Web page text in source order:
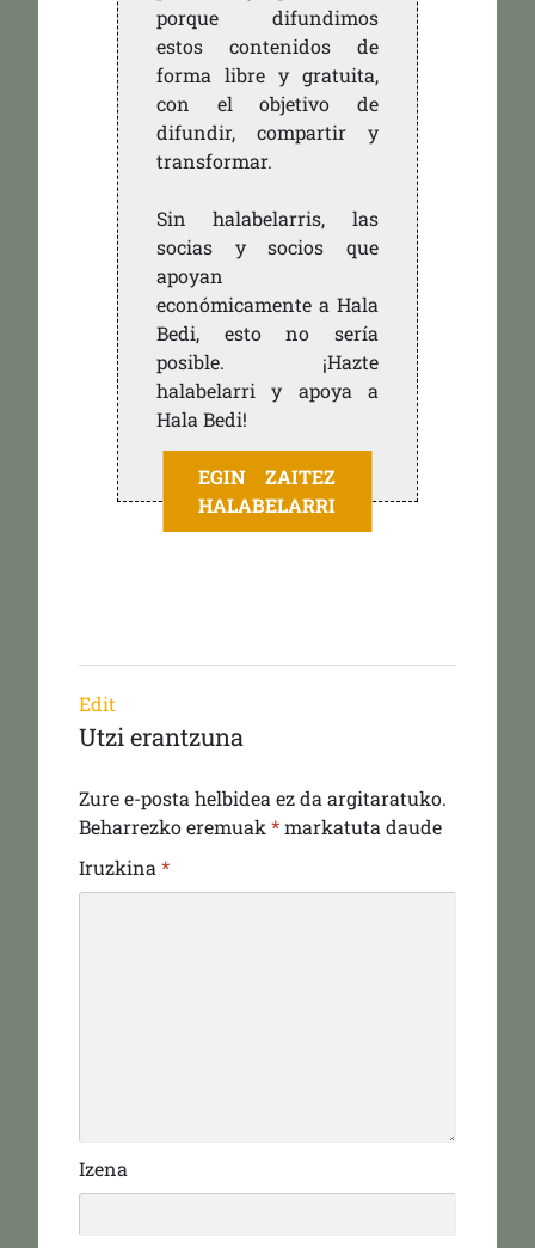
porque difundimos
estos contenidos de
forma libre y gratuita,
con el objetivo de
difundir, compartir y
transformar.
Sin halabelarris, las
socias y socios que
apoyan
económicamente a Hala
Bedi, esto no sería
posible. ¡Hazte
halabelarri y apoya a
Hala Bedi!
EGIN ZAITEZ
HALABELARRI
Edit
Utzi erantzuna
Zure e-posta helbidea ez da argitaratuko.
Beharrezko eremuak *markatuta daude
Iruzkina *
Izena